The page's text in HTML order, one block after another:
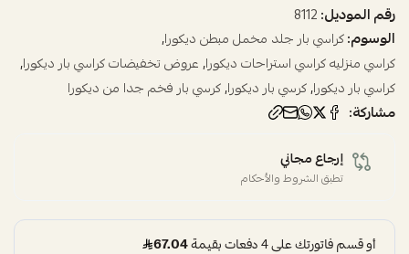
رقم الموديل:8112
الوسوم:كراسي بار جلد مخمل مبطن ديكورا,
كراسي منزليه كراسي استراحات ديكورا,عروض تخفيضات كراسي بار ديكورا,
كراسي بار ديكورا,كرسي بار ديكورا,كرسي بار فخم جدا من ديكورا
مشاركة:
إرجاع مجاني
تطبق الشروط والأحكام